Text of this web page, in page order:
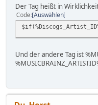
Der Tag heißt in
Code Auswählen
Und der andere Tag ist